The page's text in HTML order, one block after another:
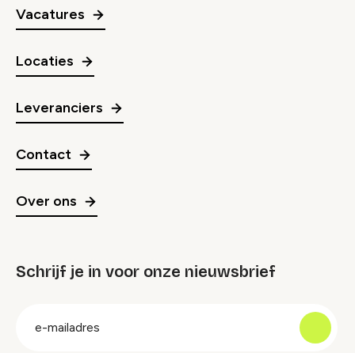
Vacatures
Locaties
Leveranciers
Contact
Over ons
Schrijf je in voor onze nieuwsbrief